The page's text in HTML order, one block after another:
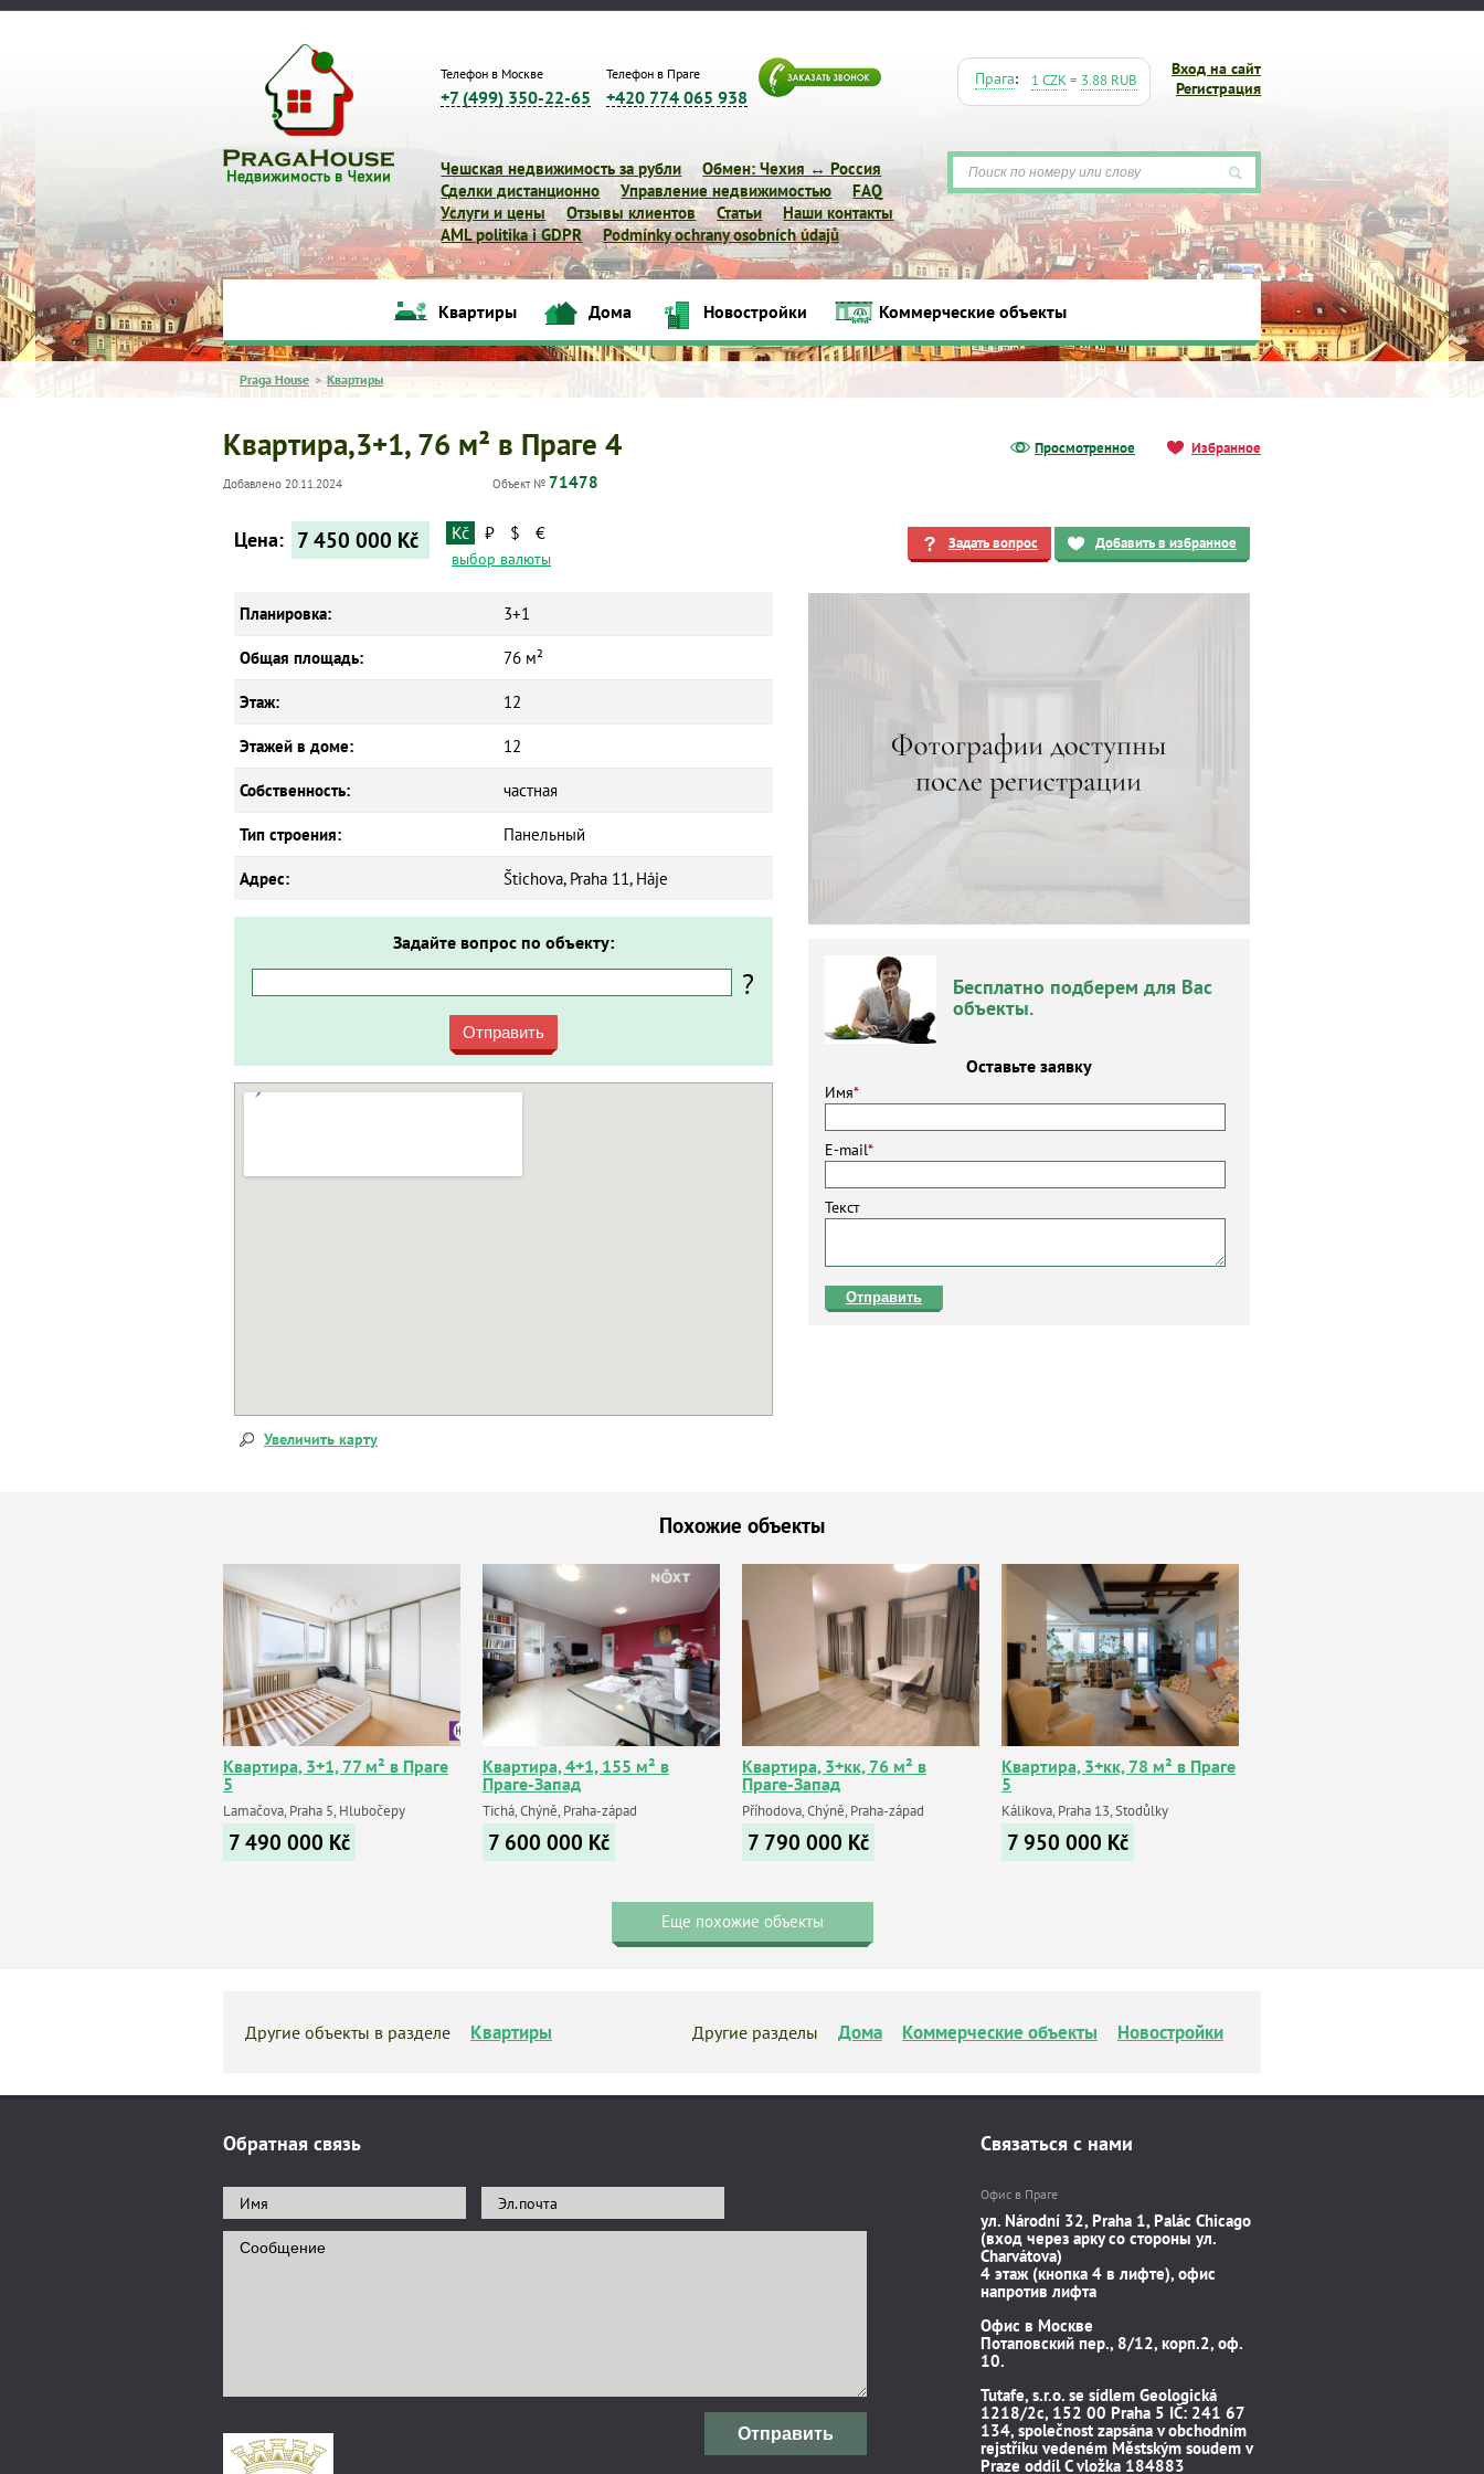
Телефон в Москве
+7 (499) 350-22-65
Телефон в Праге
+420 774 065 938
Вход на сайт
Регистрация
Прага: 1 CZK= 3.88 RUB
Чешская недвижимость за рубли
Обмен: Чехия ↔ Россия
Сделки дистанционно
Управление недвижимостью
FAQ
Услуги и цены
Отзывы клиентов Статьи
Наши контакты
AML politika i GDPR
Podmínky ochrany osobních údajů
Квартиры Дома Новостройки Коммерческие объекты
Квартиры Дома Новостройки Коммерческие объекты
Praga House > Квартиры
Просмотренное Избранное
Квартира,3+1, 76 м² в Праге 4
Добавлено 20.11.2024 Объект № 71478
Задать вопрос Добавить в избранное
Бесплатно подберем для Вас
объекты.
Оставьте заявку
Имя*
E-mail*
Текст
Отправить
Цена: 7 450 000 Kč Kč ₽ $ €
выбор валюты
Планировка: 3+1
Общая площадь: 76 м²
Этаж: 12
Этажей в доме: 12
Собственность: частная
Тип строения: Панельный
Адрес: Štichova, Praha 11, Háje
Задайте вопрос по объекту:
?
Отправить
Увеличить карту
Похожие объекты
Квартира, 3+1, 77 м² в Праге
5
Lamačova, Praha 5, Hlubočepy
7 490 000 Kč
Квартира, 4+1, 155 м² в
Праге-Запад
Tichá, Chýně, Praha-západ
7 600 000 Kč
Квартира, 3+кк, 76 м² в
Праге-Запад
Příhodova, Chýně, Praha-západ
7 790 000 Kč
Квартира, 3+кк, 78 м² в Праге
5
Kálikova, Praha 13, Stodůlky
7 950 000 Kč
Еще похожие объекты
Другие объекты в разделе Квартиры Другие разделы Дома Коммерческие объекты Новостройки
Обратная связь
Отправить
Связаться с нами
Офис в Праге
ул. Národní 32, Praha 1, Palác Chicago
(вход через арку со стороны ул.
Charvátova)
4 этаж (кнопка 4 в лифте), офис
напротив лифта
Офис в Москве
Потаповский пер., 8/12, корп.2, оф.
10.
Tutafe, s.r.o. se sídlem Geologická
1218/2c, 152 00 Praha 5 IČ: 241 67
134, společnost zapsána v obchodním
rejstříku vedeném Městským soudem v
Praze oddíl C vložka 184883